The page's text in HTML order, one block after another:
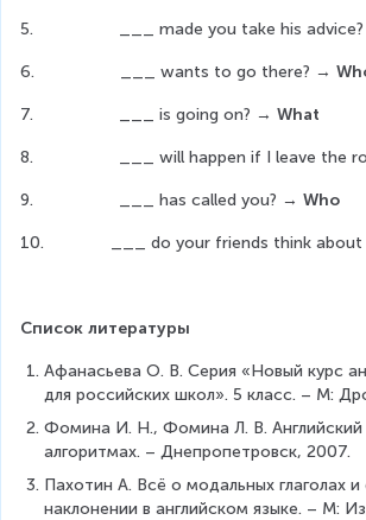
5.                  ___ made you take his
6.                  ___ wants to go there? →
7.                  ___ is going on? → What
8.                  ___ will happen if I leave the
9.                  ___ has called you? → Who
10.              ___ do your friends think
Список литературы
Афанасьева О. В. Серия «Новый курс
для российских школ». 5 класс. – М:
Фомина И. Н., Фомина Л. В. Английский
алгоритмах. – Днепропетровск, 2007.
Пахотин А. Всё о модальных глаголах и
наклонении в английском языке. – М: